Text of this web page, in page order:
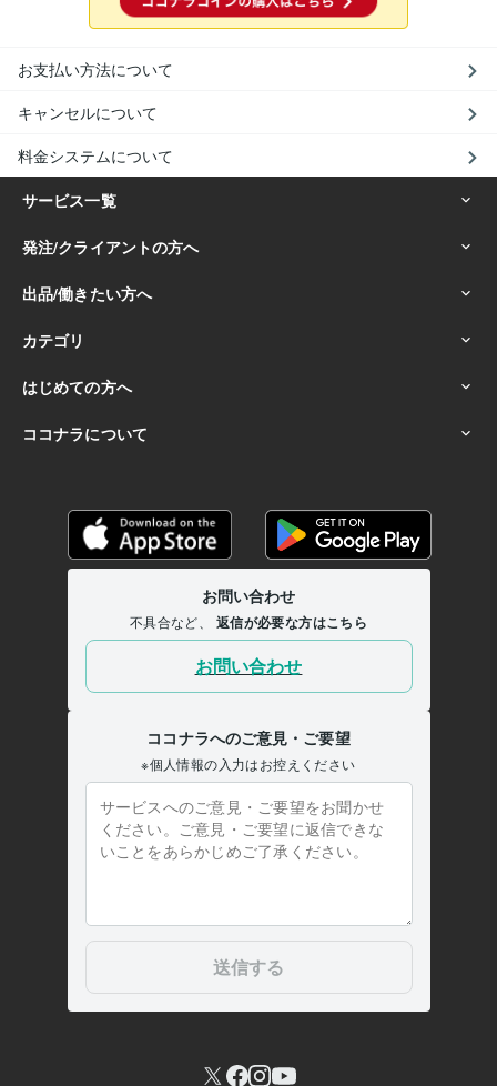
お支払い方法について
キャンセルについて
料金システムについて